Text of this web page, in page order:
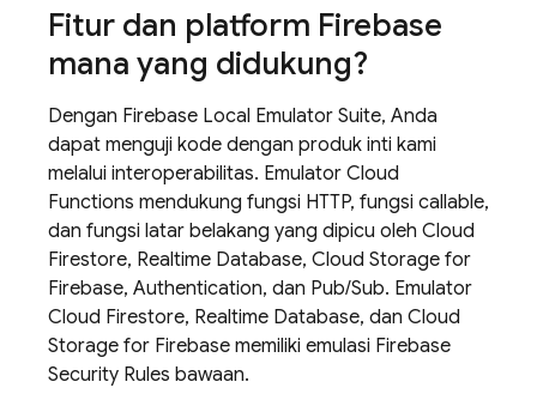
Fitur dan platform Firebase
mana yang didukung?
Dengan Firebase Local Emulator Suite, Anda
dapat menguji kode dengan produk inti kami
melalui interoperabilitas. Emulator Cloud
Functions mendukung fungsi HTTP, fungsi callable,
dan fungsi latar belakang yang dipicu oleh Cloud
Firestore, Realtime Database, Cloud Storage for
Firebase, Authentication, dan Pub/Sub. Emulator
Cloud Firestore, Realtime Database, dan Cloud
Storage for Firebase memiliki emulasi Firebase
Security Rules bawaan.